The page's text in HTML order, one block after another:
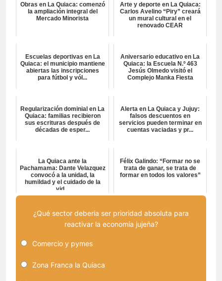
Obras en La Quiaca: comenzó
la ampliación integral del
Mercado Minorista
Arte y deporte en La Quiaca:
Carlos Avelino “Piry” creará
un mural cultural en el
renovado CEAR
Escuelas deportivas en La
Quiaca: el municipio mantiene
abiertas las inscripciones
para fútbol y vól...
Aniversario educativo en La
Quiaca: la Escuela N.º 463
Jesús Olmedo visitó el
Complejo Manka Fiesta
Regularización dominial en La
Quiaca: familias recibieron
sus escrituras después de
décadas de esper...
Alerta en La Quiaca y Jujuy:
falsos descuentos en
servicios pueden terminar en
cuentas vaciadas y pr...
La Quiaca ante la
Pachamama: Dante Velazquez
convocó a la unidad, la
humildad y el cuidado de la
vid...
Félix Galindo: “Formar no se
trata de ganar, se trata de
formar en todos los valores”
¿Qué sector debería ser prioridad absoluta para
reactivar la economía jujeña?
Comercio y pymes
Zona Franca la Quiaca